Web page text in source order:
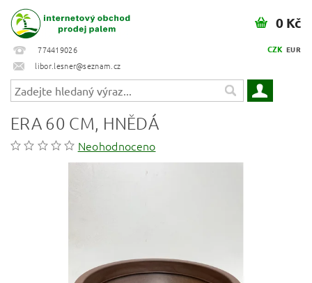
774419026
libor.lesner@seznam.cz
CZK EUR
0 Kč
ERA 60 CM, HNĚDÁ
Neohodnoceno